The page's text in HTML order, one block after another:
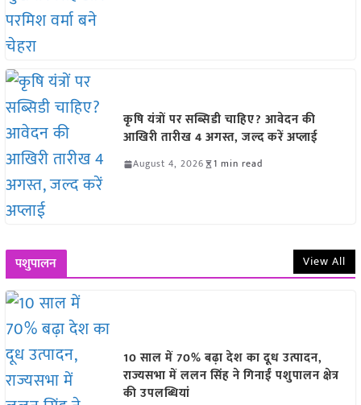
कृषि यंत्रों पर सब्सिडी चाहिए? आवेदन की
आखिरी तारीख 4 अगस्त, जल्द करें अप्लाई
August 4, 2026 1 min read
पशुपालन View All
10 साल में 70% बढ़ा देश का दूध उत्पादन,
राज्यसभा में ललन सिंह ने गिनाईं पशुपालन क्षेत्र
की उपलब्धियां